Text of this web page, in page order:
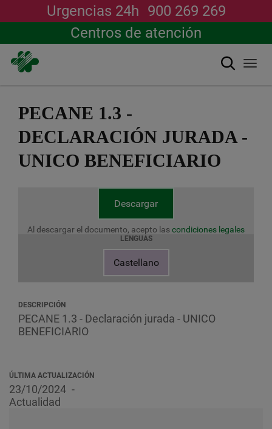
contenido
Urgencias 24h 900 269 269
Centros de atención
Buscar
PECANE 1.3 -
DECLARACIÓN JURADA -
UNICO BENEFICIARIO
Descargar
Al descargar el documento, acepto lascondiciones legales
LENGUAS
Castellano
DESCRIPCIÓN
PECANE 1.3 - Declaración jurada - UNICO
BENEFICIARIO
ÚLTIMA ACTUALIZACIÓN
23/10/2024
Actualidad